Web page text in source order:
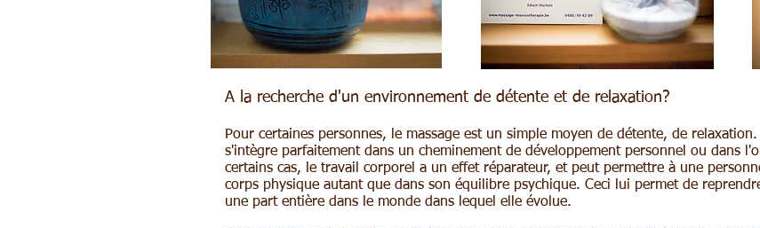
A la recherche d'un environnement de détente et de relaxation?
Pour certaines personnes, le massage est un simple moyen de détente, de
s'intègre parfaitement dans un cheminement de développement personnel ou dans
certains cas, le travail corporel a un effet réparateur, et peut permettre à une
corps physique autant que dans son équilibre psychique. Ceci lui permet de
une part entière dans le monde dans lequel elle évolue.